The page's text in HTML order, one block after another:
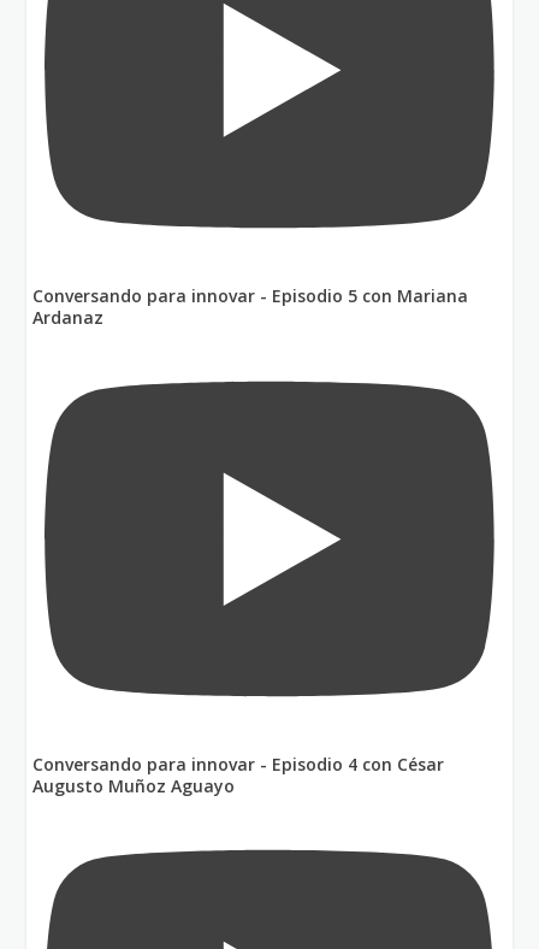
Conversando para innovar - Episodio 5 con Mariana
Ardanaz
Conversando para innovar - Episodio 4 con César
Augusto Muñoz Aguayo